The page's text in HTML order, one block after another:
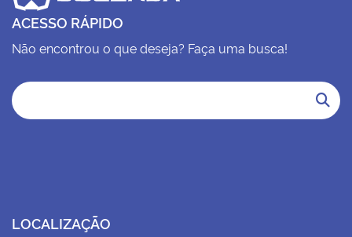
ACESSO RÁPIDO
Não encontrou o que deseja? Faça uma busca!
LOCALIZAÇÃO